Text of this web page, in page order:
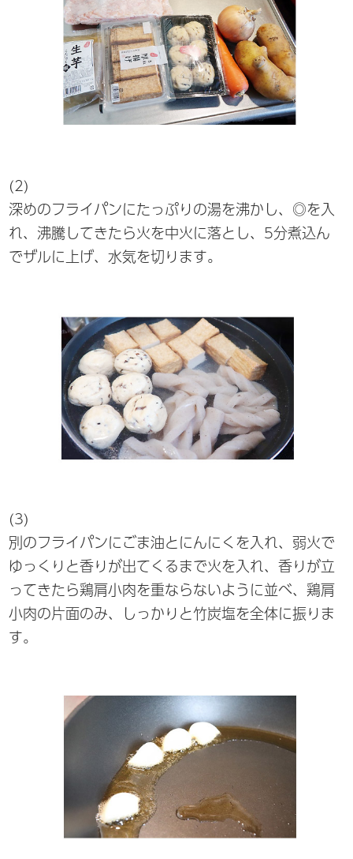
(2)
深めのフライパンにたっぷりの湯を沸かし、◎を入
れ、沸騰してきたら火を中火に落とし、5分煮込ん
でザルに上げ、水気を切ります。
(3)
別のフライパンにごま油とにんにくを入れ、弱火で
ゆっくりと香りが出てくるまで火を入れ、香りが立
ってきたら鶏肩小肉を重ならないように並べ、鶏肩
小肉の片面のみ、しっかりと竹炭塩を全体に振りま
す。